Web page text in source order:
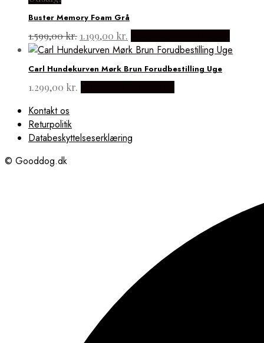
1.349,00 kr..
Buster Memory Foam Grå
1.599,00kr. Den
oprindelige
var:
1.599,00 kr..
1.199,00 kr.
aktuelle
er:
1.199,00 kr..
Carl Hundekurven Mørk Brun Forudbestilling Uge
1.299,00 kr.
Kontakt os
Returpolitik
Databeskyttelseserklæring
© Gooddog.dk